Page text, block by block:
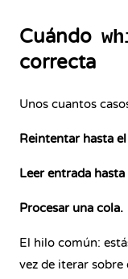
Cuándo
correcta
Unos cuantos
Reintentar hasta
Leer entrada
Procesar una cola.
El hilo común:
vez de iterar sobre